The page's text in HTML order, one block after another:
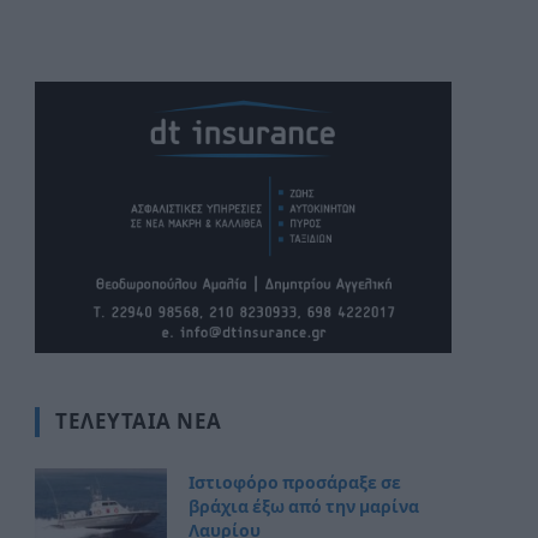
ΤΕΛΕΥΤΑΊΑ ΝΈΑ
Ιστιοφόρο προσάραξε σε
βράχια έξω από την μαρίνα
Λαυρίου